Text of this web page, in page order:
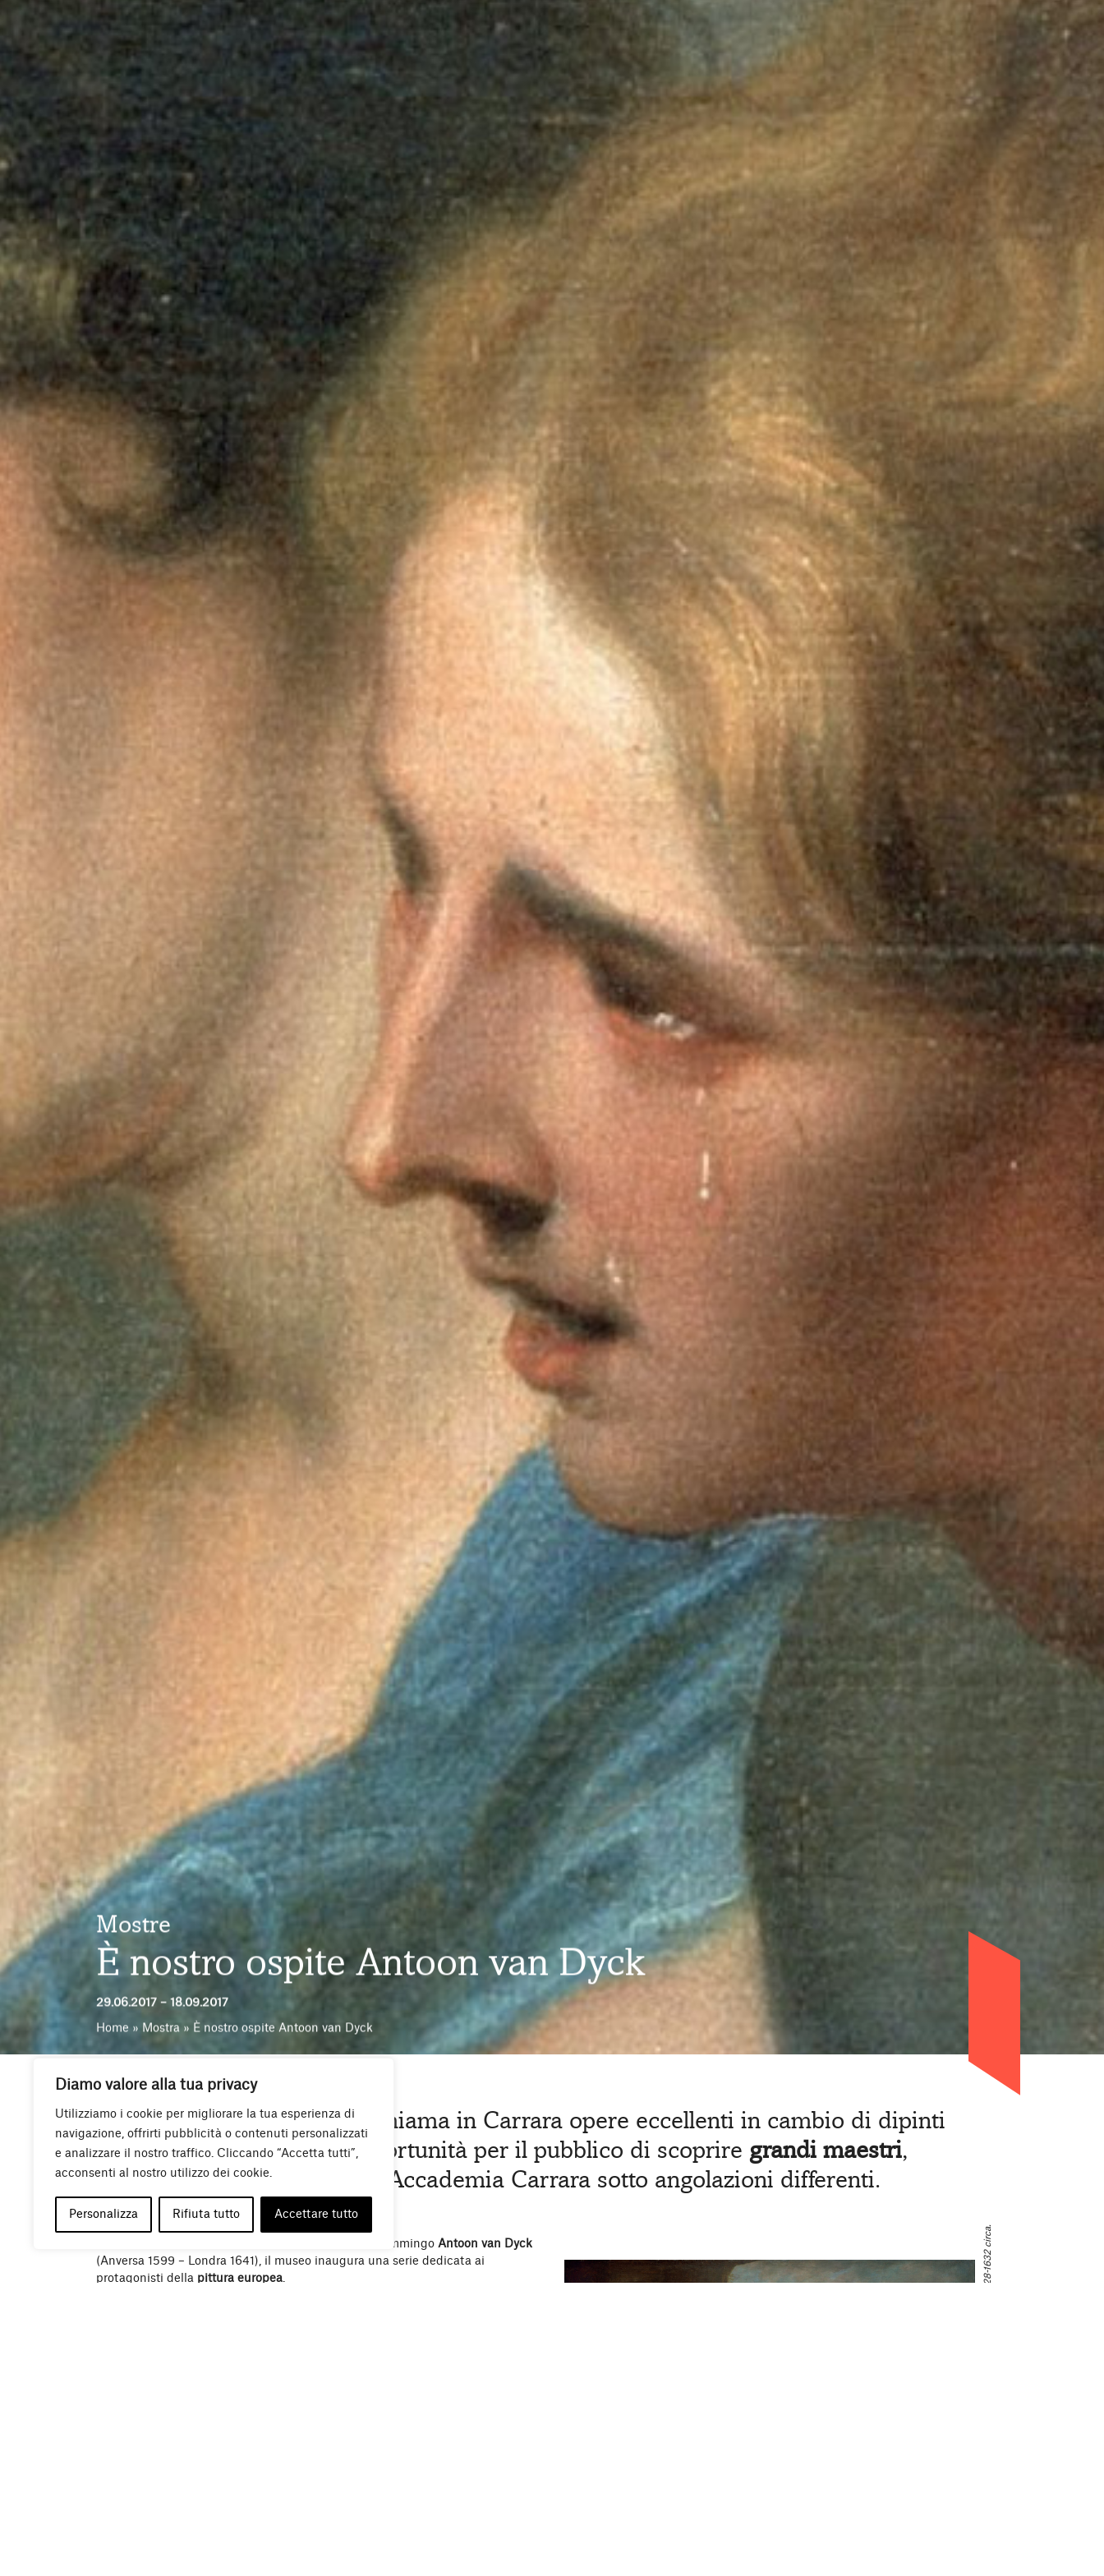
Diamo valore alla tua privacy
Utilizziamo i cookie per migliorare la tua esperienza di
navigazione, offrirti pubblicità o contenuti personalizzati
e analizzare il nostro traffico. Cliccando “Accetta tutti”,
acconsenti al nostro utilizzo dei cookie.
Personalizza Rifiuta tutto Accettare tutto
Mostre
È nostro ospite Antoon van Dyck
29.06.2017 – 18.09.2017
Home » Mostra » È nostro ospite Antoon van Dyck
Il progettoÈ nostro ospite
chiama in Carrara opere eccellenti in cambio di dipinti
concessi in prestito. Un’opportunità per il pubblico di scoprire grandi maestri,
rileggendo le collezioni dell’Accademia Carrara sotto angolazioni differenti.
Con l’esposizione di questo capolavoro dell’artista fiammingo Antoon van Dyck
(Anversa 1599 – Londra 1641), il museo inaugura una serie dedicata ai
protagonisti della pittura europea. Antoon van Dyck, "Compianto sul Cristo morto", 1628-1632 circa.